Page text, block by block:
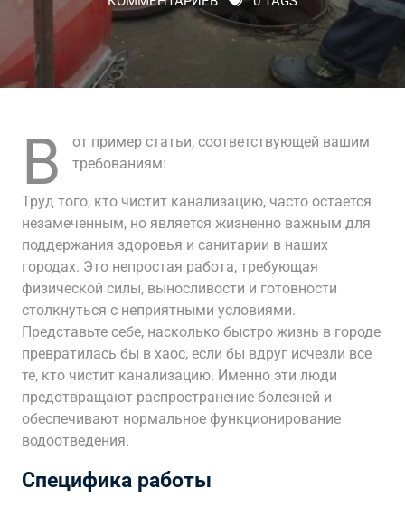
В
от пример статьи, соответствующей вашим
требованиям:
Труд того, кто чистит канализацию, часто остается
незамеченным, но является жизненно важным для
поддержания здоровья и санитарии в наших
городах. Это непростая работа, требующая
физической силы, выносливости и готовности
столкнуться с неприятными условиями.
Представьте себе, насколько быстро жизнь в городе
превратилась бы в хаос, если бы вдруг исчезли все
те, кто чистит канализацию. Именно эти люди
предотвращают распространение болезней и
обеспечивают нормальное функционирование
водоотведения.
Специфика работы